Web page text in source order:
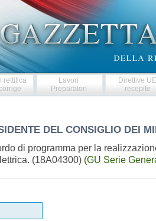
rettifica
Lavori
Preparatori
Direttive
recepite
DEL CONSIGLIO DEI
di programma per la
(18A04300) (GU Serie